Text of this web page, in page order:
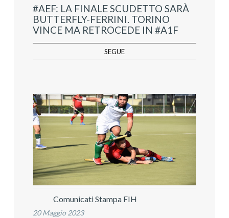
#AEF: LA FINALE SCUDETTO SARÀ
BUTTERFLY-FERRINI. TORINO
VINCE MA RETROCEDE IN #A1F
SEGUE
Comunicati Stampa FIH
20 Maggio 2023